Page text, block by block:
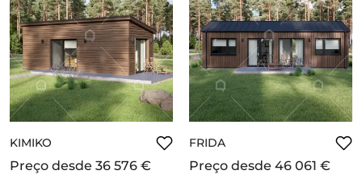
KIMIKO
Preço desde 36 576 €
FRIDA
Preço desde 46 061 €